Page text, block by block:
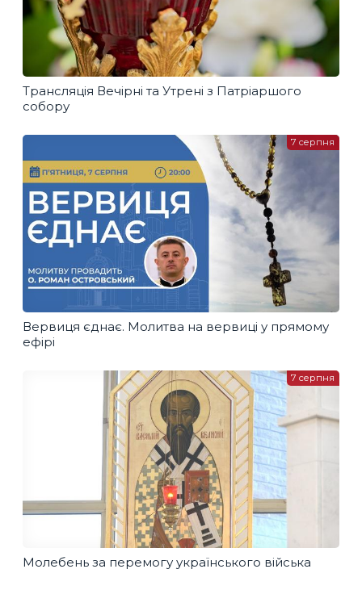
Трансляція Вечірні та Утрені з Патріаршого
собору
Вервиця єднає. Молитва на вервиці у прямому
ефірі
7 серпня
Молебень за перемогу українського війська
7 серпня